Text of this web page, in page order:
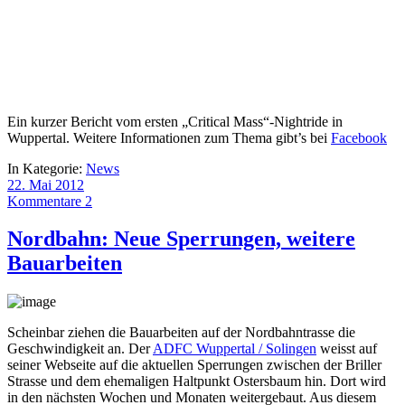
Ein kurzer Bericht vom ersten „Critical Mass“-Nightride in
Wuppertal. Weitere Informationen zum Thema gibt’s bei Facebook
In Kategorie: News
22. Mai 2012
Kommentare 2
Nordbahn: Neue Sperrungen, weitere
Bauarbeiten
Scheinbar ziehen die Bauarbeiten auf der Nordbahntrasse die
Geschwindigkeit an. DerADFC Wuppertal / Solingen weisst auf
seiner Webseite auf die aktuellen Sperrungen zwischen der Briller
Strasse und dem ehemaligen Haltpunkt Ostersbaum hin. Dort wird
in den nächsten Wochen und Monaten weitergebaut. Aus diesem